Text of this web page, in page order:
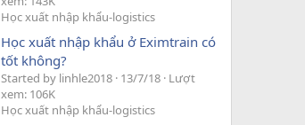
Học xuất nhập khẩu-logistics
Học xuất nhập khẩu ở Eximtrain có
tốt không?
Started by linhle2018 13/7/18 Lượt
xem: 106K
Học xuất nhập khẩu-logistics